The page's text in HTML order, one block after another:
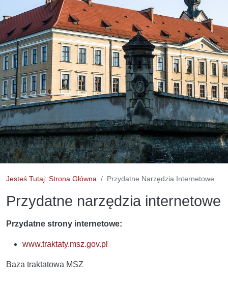
Jesteś Tutaj: Strona Główna Przydatne Narzędzia Internetowe
Przydatne narzędzia internetowe
Przydatne strony internetowe:
www.traktaty.msz.gov.pl
Baza traktatowa MSZ